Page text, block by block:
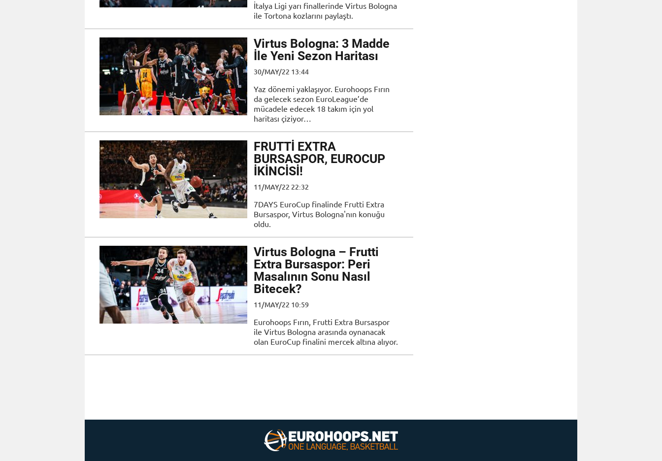
İtalya Ligi yarı finallerinde Virtus Bologna
ile Tortona kozlarını paylaştı.
Virtus Bologna: 3 Madde
İle Yeni Sezon Haritası
30/MAY/22 13:44
Yaz dönemi yaklaşıyor. Eurohoops Fırın
da gelecek sezon EuroLeague’de
mücadele edecek 18 takım için yol
haritası çiziyor…
FRUTTİ EXTRA
BURSASPOR, EUROCUP
İKİNCİSİ!
11/MAY/22 22:32
7DAYS EuroCup finalinde Frutti Extra
Bursaspor, Virtus Bologna'nın konuğu
oldu.
Virtus Bologna – Frutti
Extra Bursaspor: Peri
Masalının Sonu Nasıl
Bitecek?
11/MAY/22 10:59
Eurohoops Fırın, Frutti Extra Bursaspor
ile Virtus Bologna arasında oynanacak
olan EuroCup finalini mercek altına alıyor.